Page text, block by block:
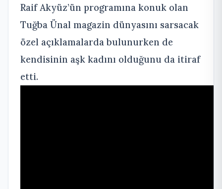
Raif Akyüz’ün programına konuk olan
Tuğba Ünal magazin dünyasını sarsacak
özel açıklamalarda bulunurken de
kendisinin aşk kadını olduğunu da itiraf
etti.